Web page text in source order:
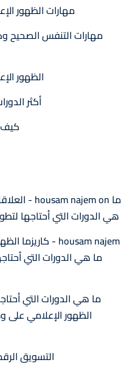
مهارات الظهور
مهارات التنفس الصحيح
الظهور
أكثر
كيف
العلاقات العامة والإعلام و انواعها ال5 - housam najemon ما
هي الدورات التي أحتاجها
1- كاريزما الظهور الإعلامي الأدوات والوسائل - housam najem
ما هي الدورات التي
الظهور الإعلامي على
التسويق